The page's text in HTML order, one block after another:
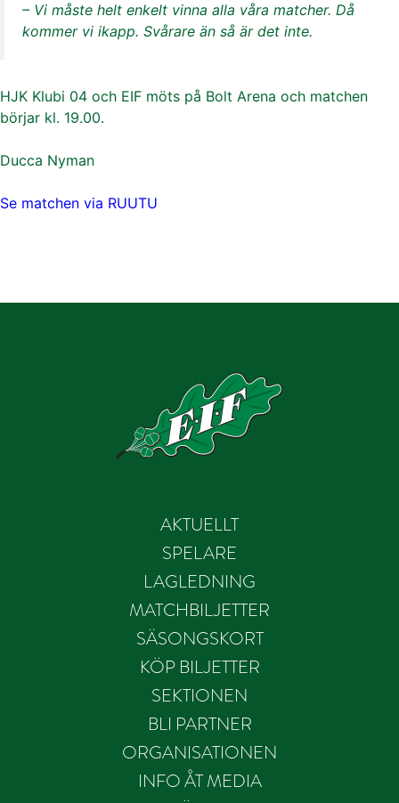
– Vi måste helt enkelt vinna alla våra matcher. Då
kommer vi ikapp. Svårare än så är det inte.
HJK Klubi 04 och EIF möts på Bolt Arena och matchen
börjar kl. 19.00.
Ducca Nyman
Se matchen via RUUTU
AKTUELLT
SPELARE
LAGLEDNING
MATCHBILJETTER
SÄSONGSKORT
KÖP BILJETTER
SEKTIONEN
BLI PARTNER
ORGANISATIONEN
INFO ÅT MEDIA